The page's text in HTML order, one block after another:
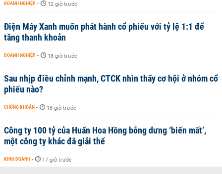
DOANH NGHIỆP - 12 giờ trước
Điện Máy Xanh muốn phát hành cổ phiếu với tỷ lệ 1:1 để
tăng thanh khoản
DOANH NGHIỆP - 18 giờ trước
Sau nhịp điều chỉnh mạnh, CTCK nhìn thấy cơ hội ở nhóm cổ
phiếu nào?
CHỨNG KHOÁN - 18 giờ trước
Công ty 100 tỷ của Huấn Hoa Hồng bỗng dưng ‘biến mất’,
một công ty khác đã giải thể
KINH DOANH - 17 giờ trước